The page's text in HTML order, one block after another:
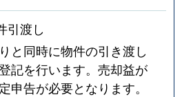
引渡し
と同時に物件の引き渡し
記を行います。売却益が
申告が必要となります。